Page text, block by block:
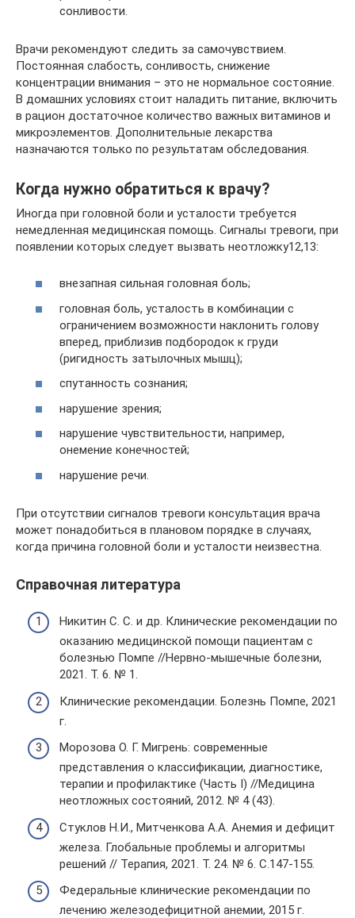
сонливости.
Врачи рекомендуют следить за самочувствием.
Постоянная слабость, сонливость, снижение
концентрации внимания – это не нормальное состояние.
В домашних условиях стоит наладить питание, включить
в рацион достаточное количество важных витаминов и
микроэлементов. Дополнительные лекарства
назначаются только по результатам обследования.
Когда нужно обратиться к врачу?
Иногда при головной боли и усталости требуется
немедленная медицинская помощь. Сигналы тревоги, при
появлении которых следует вызвать неотложку12,13:
внезапная сильная головная боль;
головная боль, усталость в комбинации с
ограничением возможности наклонить голову
вперед, приблизив подбородок к груди
(ригидность затылочных мышц);
спутанность сознания;
нарушение зрения;
нарушение чувствительности, например,
онемение конечностей;
нарушение речи.
При отсутствии сигналов тревоги консультация врача
может понадобиться в плановом порядке в случаях,
когда причина головной боли и усталости неизвестна.
Справочная литература
Никитин С. С. и др. Клинические рекомендации по
оказанию медицинской помощи пациентам с
болезнью Помпе //Нервно-мышечные болезни,
2021. Т. 6. № 1.
Клинические рекомендации. Болезнь Помпе, 2021
г.
Морозова О. Г. Мигрень: современные
представления о классификации, диагностике,
терапии и профилактике (Часть I) //Медицина
неотложных состояний, 2012. № 4 (43).
Стуклов Н.И., Митченкова А.А. Анемия и дефицит
железа. Глобальные проблемы и алгоритмы
решений // Терапия, 2021. Т. 24. № 6. С.147-155.
Федеральные клинические рекомендации по
лечению железодефицитной анемии, 2015 г.